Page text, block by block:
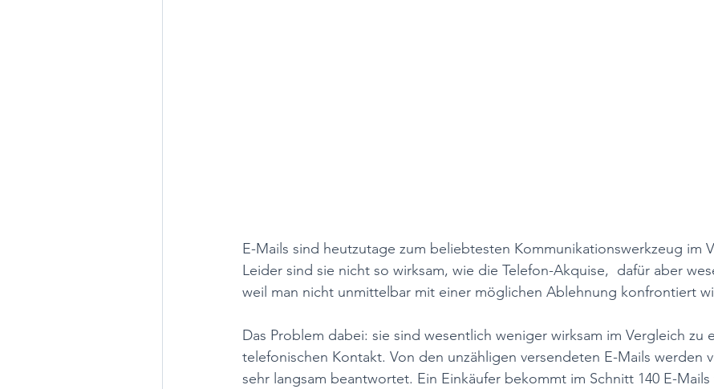
E-Mails sind heutzutage zum beliebtesten Kommunikationswerkzeug im
Leider sind sie nicht so wirksam, wie die Telefon-Akquise,  dafür aber
weil man nicht unmittelbar mit einer möglichen Ablehnung konfrontiert
Das Problem dabei: sie sind wesentlich weniger wirksam im Vergleich zu
telefonischen Kontakt. Von den unzähligen versendeten E-Mails werden
sehr langsam beantwortet. Ein Einkäufer bekommt im Schnitt 140 E-